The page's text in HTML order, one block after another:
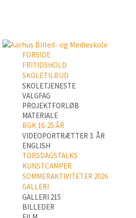
FORSIDE
FRITIDSHOLD
SKOLETILBUD
SKOLETJENESTE
VALGFAG
PROJEKTFORLØB
MATERIALE
BGK 16-25 ÅR
VIDEOPORTRÆTTER 3. ÅR
ENGLISH
TORSDAGSTALKS
KUNSTCAMPER
SOMMERAKTIVITETER 2026
GALLERI
GALLERI 215
BILLEDER